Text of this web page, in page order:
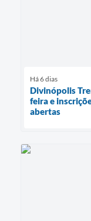
Há 6 dias
Divinópolis
feira e
abertas